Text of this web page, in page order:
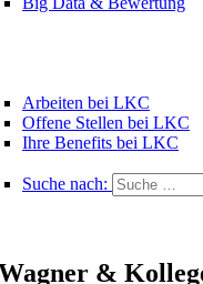
Arbeiten bei LKC
Offene Stellen bei LKC
Ihre Benefits bei LKC
Suche nach:
&